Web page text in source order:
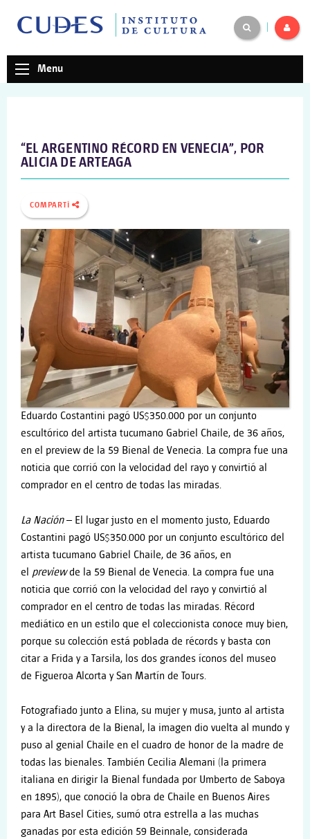
Menu
“EL ARGENTINO RÉCORD EN VENECIA”, POR
ALICIA DE ARTEAGA
COMPARTÍ
Eduardo Costantini pagó US$350.000 por un conjunto
escultórico del artista tucumano Gabriel Chaile, de 36 años,
en el preview de la 59 Bienal de Venecia. La compra fue una
noticia que corrió con la velocidad del rayo y convirtió al
comprador en el centro de todas las miradas.
La Nación– El lugar justo en el momento justo, Eduardo
Costantini pagó US$350.000 por un conjunto escultórico del
artista tucumano Gabriel Chaile, de 36 años, en
el previewde la 59 Bienal de Venecia. La compra fue una
noticia que corrió con la velocidad del rayo y convirtió al
comprador en el centro de todas las miradas. Récord
mediático en un estilo que el coleccionista conoce muy bien,
porque su colección está poblada de récords y basta con
citar a Frida y a Tarsila, los dos grandes íconos del museo
de Figueroa Alcorta y San Martín de Tours.
Fotografiado junto a Elina, su mujer y musa, junto al artista
y a la directora de la Bienal, la imagen dio vuelta al mundo y
puso al genial Chaile en el cuadro de honor de la madre de
todas las bienales. También Cecilia Alemani (la primera
italiana en dirigir la Bienal fundada por Umberto de Saboya
en 1895), que conoció la obra de Chaile en Buenos Aires
para Art Basel Cities, sumó otra estrella a las muchas
ganadas por esta edición 59 Beinnale, considerada